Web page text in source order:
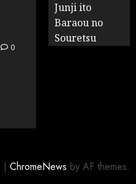
0
Junji ito
Baraou no
Souretsu
| ChromeNews by AF themes.